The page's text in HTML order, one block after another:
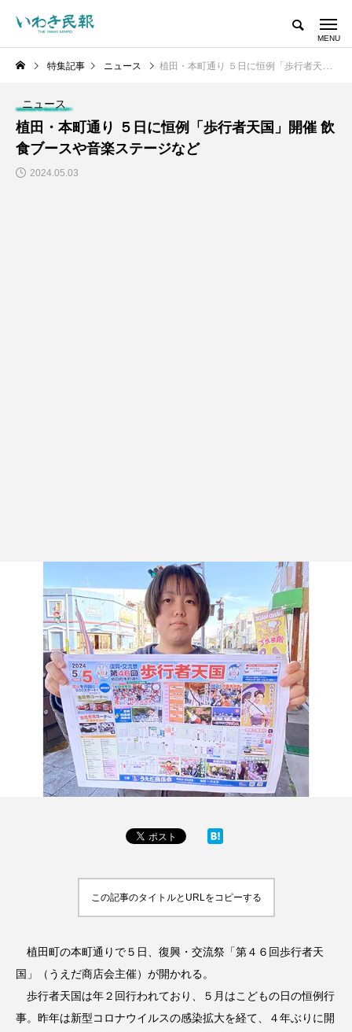
特集記事 ニュース 植田・本町通り ５日に恒例「歩行者天国」開催 飲食ブースや音楽ステージなど
ニュース
植田・本町通り ５日に恒例「歩行者天国」開催 飲
食ブースや音楽ステージなど
2024.05.03
この記事のタイトルとURLをコピーする
植田町の本町通りで５日、復興・交流祭「第４６回歩行者天
国」（うえだ商店会主催）が開かれる。
歩行者天国は年２回行われており、５月はこどもの日の恒例行
事。昨年は新型コロナウイルスの感染拡大を経て、４年ぶりに開